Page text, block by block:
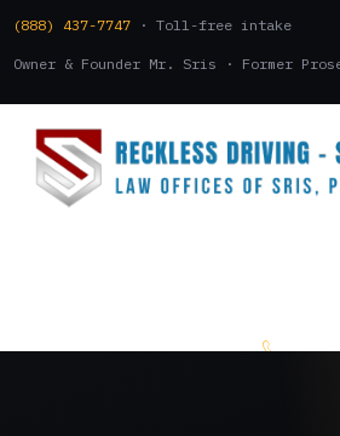
(888) 437-7747 · Toll-free intake
Owner & Founder Mr. Sris · Former